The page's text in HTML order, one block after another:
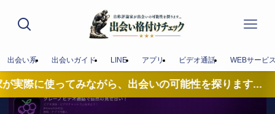
出会い系 出会いガイド LINE アプリ ビデオ通話 WEBサービ
みながら、出会いの可能性を探ります...